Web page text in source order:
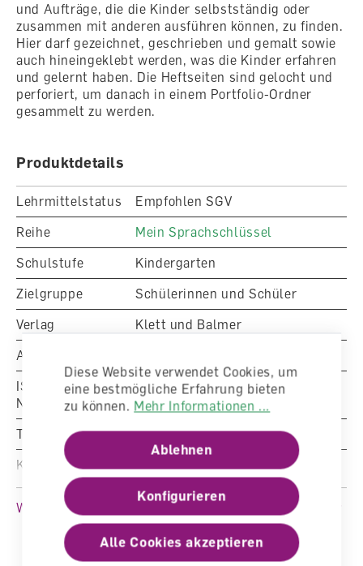
und Aufträge, die die Kinder selbstständig oder
zusammen mit anderen ausführen können, zu finden.
Hier darf gezeichnet, geschrieben und gemalt sowie
auch hineingeklebt werden, was die Kinder erfahren
und gelernt haben. Die Heftseiten sind gelocht und
perforiert, um danach in einem Portfolio-Ordner
gesammelt zu werden.
Produktdetails
Lehrmittelstatus
Empfohlen SGV
Reihe
Mein Sprachschlüssel
Schulstufe
Kindergarten
Zielgruppe
Schülerinnen und Schüler
Verlag
Klett und Balmer
Artikelnummer
ISBN/EAN-
Nummer
978-3-264-83989-0
Typ
Arbeitsheft
Klasse
Fachbereich
Deutsch
Ausgabe 2012
Sprache
Weitere Produktinformationen
Diese Website verwendet Cookies, um
eine bestmögliche Erfahrung bieten
zu können. Mehr Informationen ...
Ablehnen
Konfigurieren
Alle Cookies akzeptieren